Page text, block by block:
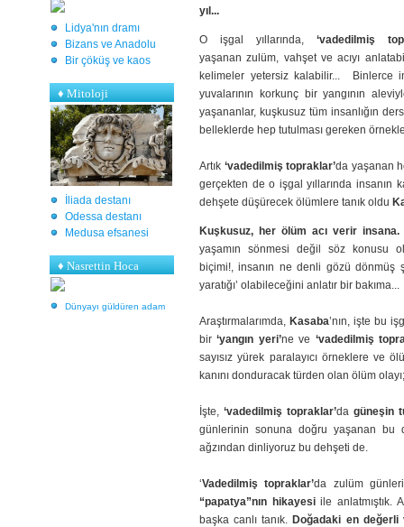
Lidya'nın dramı
Bizans ve Anadolu
Bir çöküş ve kaos
♦Mitoloji
İliada destanı
Odessa destanı
Medusa efsanesi
♦ Nasrettin Hoca
Dünyayı güldüren adam
yıl...
O işgal yıllarında, ‘vadedilmiş
yaşanan zulüm, vahşet ve acıyı
kelimeler yetersiz kalabilir... Binlerce
yuvalarının korkunç bir yangının
yaşananlar, kuşkusuz tüm insanlığın
belleklerde hep tutulması gereken
Artık ‘vadedilmiş topraklar’da yaşanan
gerçekten de o işgal yıllarında insanın
dehşete düşürecek ölümlere tanık oldu
Kuşkusuz, her ölüm acı verir insana.
yaşamın sönmesi değil söz konusu
biçimi!, insanın ne denli gözü dönmüş
yaratığı’ olabileceğini anlatır bir bakıma...
Araştırmalarımda, Kasaba’nın, işte bu
bir‘yangın yeri’ne ve ‘vadedilmiş
sayısız yürek paralayıcı örneklere ve
kanını donduracak türden olan ölüm
İşte,‘vadedilmiş topraklar’dagüneşin
günlerinin sonuna doğru yaşanan bu
ağzından dinliyoruz bu dehşeti de.
‘Vadedilmiş topraklar’da zulüm
“papatya”nın hikayesiile anlatmıştık.
başka canlı tanık. Doğadaki en